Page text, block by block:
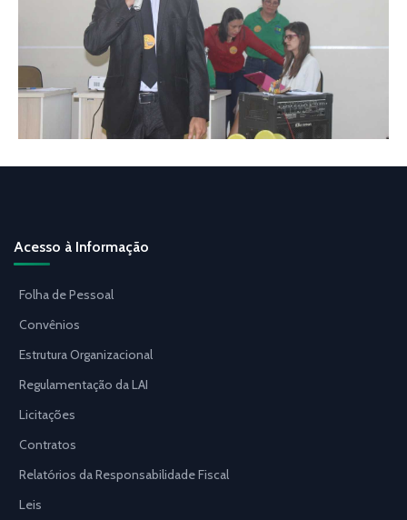
Acesso à Informação
Folha de Pessoal
Convênios
Estrutura Organizacional
Regulamentação da LAI
Licitações
Contratos
Relatórios da Responsabilidade Fiscal
Leis